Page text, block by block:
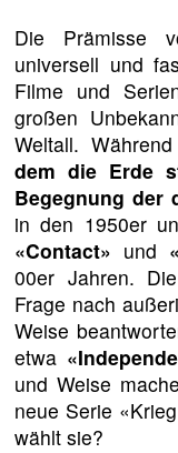
Die Prämisse
universell und
Filme und
großen
Weltall.
dem die Erde
Begegnung der
in den 1950er
«Contact» und
00er Jahren.
Frage nach
Weise
etwa
und Weise
neue Serie
wählt sie?